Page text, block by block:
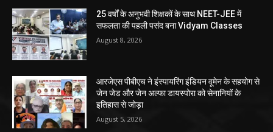
25 वर्षों के अनुभवी शिक्षकों के साथ NEET-JEE में
सफलता की पहली पसंद बना Vidyam Classes
August 8, 2026
आरजेएस पीबीएच ने इंस्पायरिंग इंडियन वूमेन के सहयोग से
जेन जेड और जेन अल्फा डायस्पोरा को सेनानियों के
इतिहास से जोड़ा
August 5, 2026